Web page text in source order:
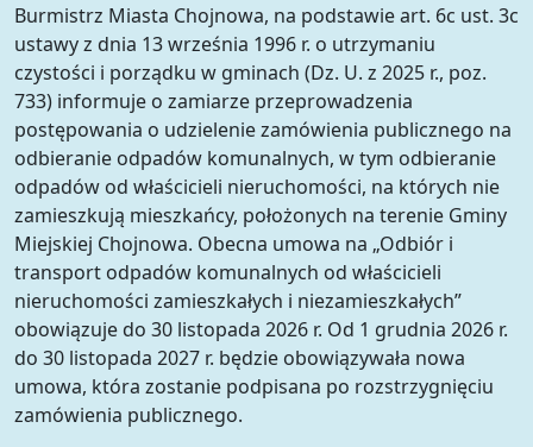
Burmistrz Miasta Chojnowa, na podstawie art. 6c ust. 3c
ustawy z dnia 13 września 1996 r. o utrzymaniu
czystości i porządku w gminach (Dz. U. z 2025 r., poz.
733) informuje o zamiarze przeprowadzenia
postępowania o udzielenie zamówienia publicznego na
odbieranie odpadów komunalnych, w tym odbieranie
odpadów od właścicieli nieruchomości, na których nie
zamieszkują mieszkańcy, położonych na terenie Gminy
Miejskiej Chojnowa. Obecna umowa na „Odbiór i
transport odpadów komunalnych od właścicieli
nieruchomości zamieszkałych i niezamieszkałych”
obowiązuje do 30 listopada 2026 r. Od 1 grudnia 2026 r.
do 30 listopada 2027 r. będzie obowiązywała nowa
umowa, która zostanie podpisana po rozstrzygnięciu
zamówienia publicznego.